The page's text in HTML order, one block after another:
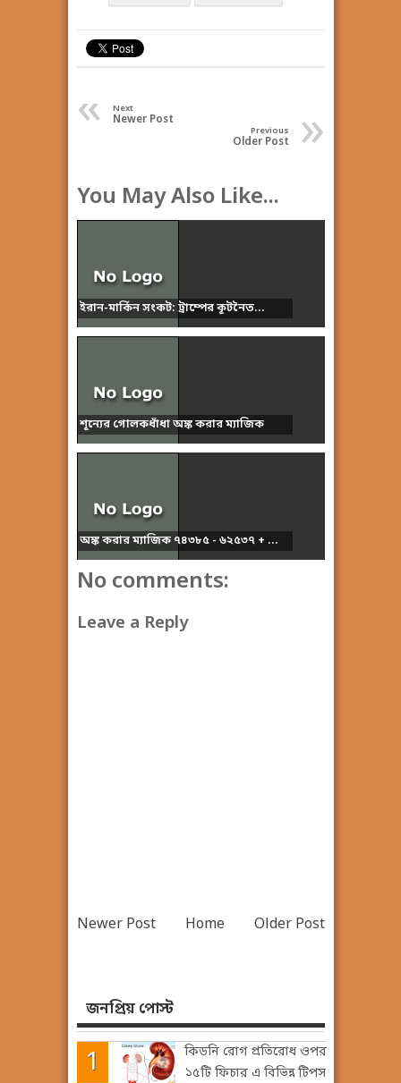
« Next
Newer Post »
Previous
Older Post
You May Also Like...
ইরান-মার্কিন সংকট: ট্রাম্পের কূটনৈত...
শূন্যের গোলকধাঁধা অঙ্ক করার ম্যাজিক
অঙ্ক করার ম্যাজিক ৭৪৩৮৫ - ৬২৫৩৭ + ...
No comments:
Leave a Reply
Newer Post Older Post
Home
জনপ্রিয় পোস্ট
কিডনি রোগ প্রতিরোধ ওপর
১৫টি ফিচার এ বিভিন্ন টিপস